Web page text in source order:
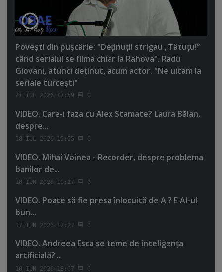
Poveşti din puşcărie: "Deţinuţii strigau „Tătuţu!”
când serialul se filma chiar la Rahova". Radu
Giovani, atunci deţinut, acum actor. "Ne uitam la
seriale turceşti"
21 IUL 2026 17:59 0
VIDEO. Care-i faza cu Alex Stamate? Laura Bălan,
despre...
18 IUL 2026 15:55 0
VIDEO. Mihai Voinea - Recorder, despre problema
banilor de...
18 IUN 2026 16:27 0
VIDEO. Poate să fie presa înlocuită de AI? E AI-ul
bun...
17 IUN 2026 17:27 0
VIDEO. Andreea Esca se teme de inteligenţa
artificială?...
10 IUN 2026 18:07 0